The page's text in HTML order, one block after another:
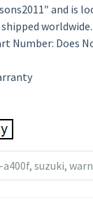
and is
worldwide.
Number: Does
, suzuki, warn